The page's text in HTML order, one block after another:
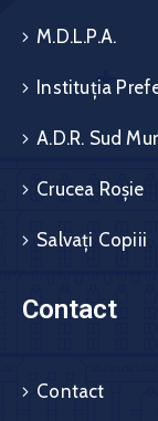
M.D.L.P.A.
Instituția
A.D.R. Sud
Crucea Roșie
Salvați Copiii
Contact
Contact